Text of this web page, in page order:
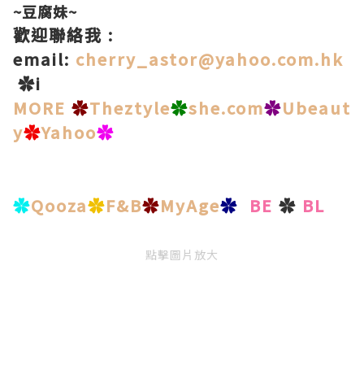
~豆腐妹~
歡迎聯絡我 :
email: cherry_astor@yahoo.com.hk
✿i
MORE ✿Theztyle✿she.com✿Ubeaut
y✿Yahoo✿
✿Qooza✿F&B✿MyAge✿ BE ✿ BL
點擊圖片放大